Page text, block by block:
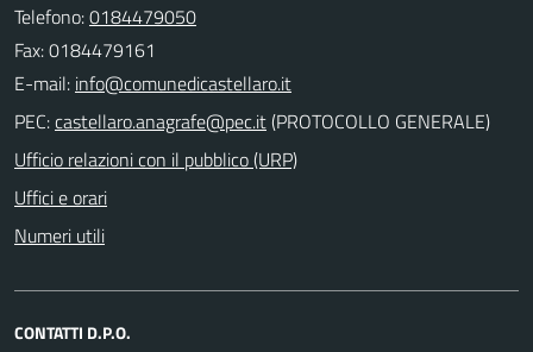
Telefono:0184479050
Fax: 0184479161
E-mail:
PEC:
(PROTOCOLLO GENERALE)
Ufficio relazioni con il pubblico (URP)
Uffici e orari
Numeri utili
CONTATTI D.P.O.